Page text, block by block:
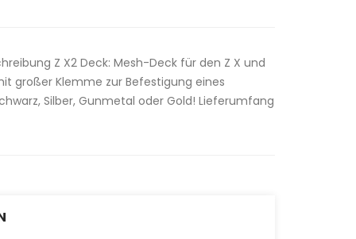
Z X2 Deck: Mesh-Deck für den Z X und
großer Klemme zur Befestigung eines
Silber, Gunmetal oder Gold! Lieferumfang